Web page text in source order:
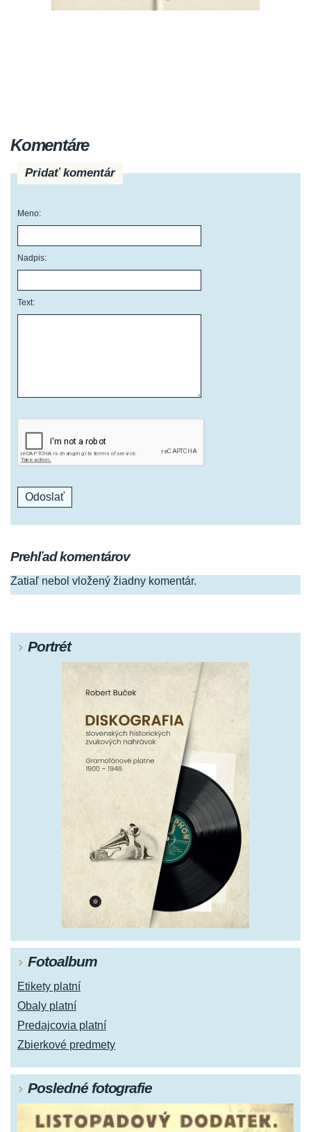
Komentáre
Pridať komentár
Meno:
Nadpis:
Text:
Prehľad komentárov
Zatiaľ nebol vložený žiadny komentár.
Portrét
Fotoalbum
Etikety platní
Obaly platní
Predajcovia platní
Zbierkové predmety
Posledné fotografie